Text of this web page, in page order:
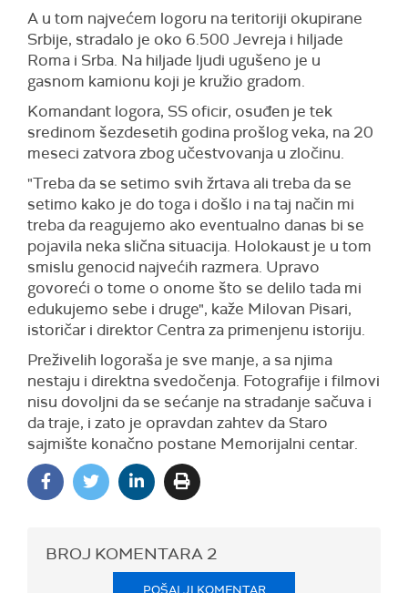
A u tom najvećem logoru na teritoriji okupirane
Srbije, stradalo je oko 6.500 Jevreja i hiljade
Roma i Srba. Na hiljade ljudi ugušeno je u
gasnom kamionu koji je kružio gradom.
Komandant logora, SS oficir, osuđen je tek
sredinom šezdesetih godina prošlog veka, na 20
meseci zatvora zbog učestvovanja u zločinu.
"Treba da se setimo svih žrtava ali treba da se
setimo kako je do toga i došlo i na taj način mi
treba da reagujemo ako eventualno danas bi se
pojavila neka slična situacija. Holokaust je u tom
smislu genocid najvećih razmera. Upravo
govoreći o tome o onome što se delilo tada mi
edukujemo sebe i druge", kaže Milovan Pisari,
istoričar i direktor Centra za primenjenu istoriju.
Preživelih logoraša je sve manje, a sa njima
nestaju i direktna svedočenja. Fotografije i filmovi
nisu dovoljni da se sećanje na stradanje sačuva i
da traje, i zato je opravdan zahtev da Staro
sajmište konačno postane Memorijalni centar.
BROJ KOMENTARA 2
POŠALJI KOMENTAR